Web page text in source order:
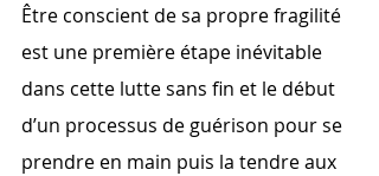
Être conscient de sa propre fragilité
est une première étape inévitable
dans cette lutte sans fin et le début
d’un processus de guérison pour se
prendre en main puis la tendre aux